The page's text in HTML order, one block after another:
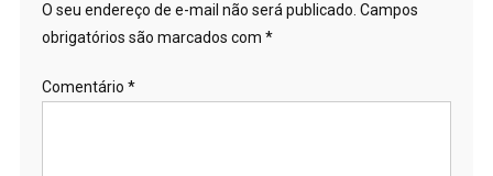
O seu endereço de e-mail não será publicado. Campos
obrigatórios são marcados com *
Comentário *